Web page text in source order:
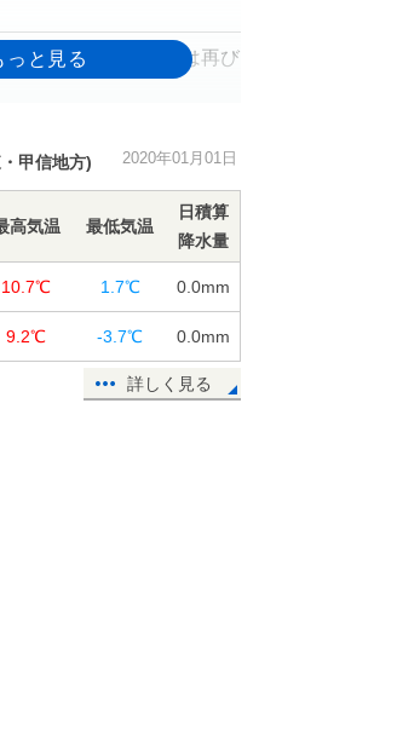
長引く寒波 5日頃は再び
ら 初日の出と富士山
和最初の初日の出は
本は冬の嵐続く 全国的に
甲信地方) 2020年01月01日
高気温 最低気温
日積算
降水量
10.7℃ 1.7℃ 0.0mm
9.2℃ -3.7℃ 0.0mm
詳しく見る